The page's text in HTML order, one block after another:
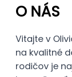
O NÁS
Vitajte v
na kvalitné
rodičov je